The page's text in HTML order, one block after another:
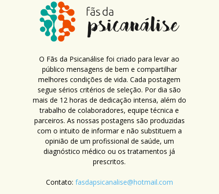
O Fãs da Psicanálise foi criado para levar ao
público mensagens de bem e compartilhar
melhores condições de vida. Cada postagem
segue sérios critérios de seleção. Por dia são
mais de 12 horas de dedicação intensa, além do
trabalho de colaboradores, equipe técnica e
parceiros. As nossas postagens são produzidas
com o intuito de informar e não substituem a
opinião de um profissional de saúde, um
diagnóstico médico ou os tratamentos já
prescritos.
Contato: fasdapsicanalise@hotmail.com